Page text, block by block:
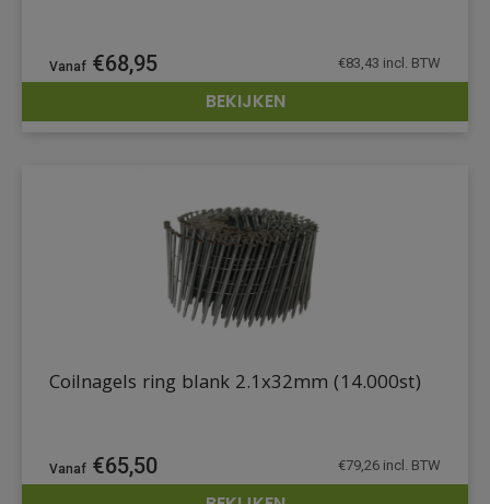
DETAILS
€68,95 €83,43 incl. BTW
BEKIJKEN
Coilnagels ring blank 2.1x32mm (14.000st)
€65,50 €79,26 incl. BTW